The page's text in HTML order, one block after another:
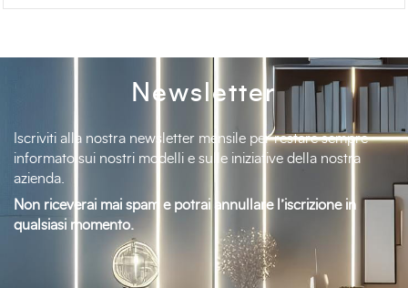
Newsletter
Iscriviti alla nostra newsletter mensile per restare sempre
informato sui nostri modelli e sulle iniziative della nostra
azienda.
Non riceverai mai spam e potrai annullare l’iscrizione in
qualsiasi momento.